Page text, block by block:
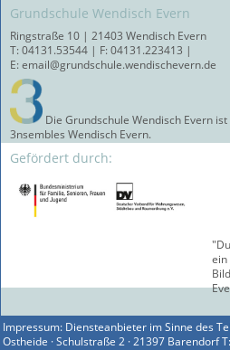
Grundschule Wendisch Evern
Ringstraße 10 | 21403 Wendisch Evern
T: 04131.53544 | F: 04131.223413 |
E: email@grundschule.wendischevern.de
Die Grundschule Wendisch Evern
3nsembles Wendisch Evern.
Gefördert durch:
ein
Impressum: Diensteanbieter im Sinne des
Ostheide · Schulstraße 2 · 21397 Barendorf